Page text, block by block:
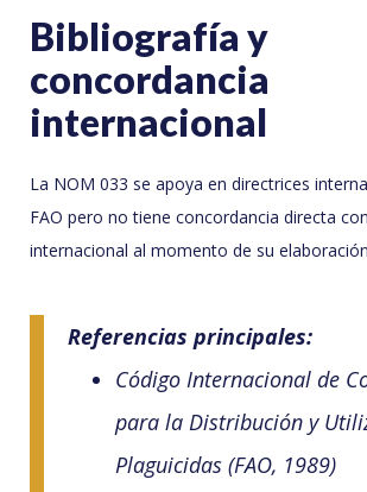
Bibliografía y
concordancia
internacional
La NOM 033 se apoya en directrices
FAO pero no tiene concordancia directa
internacional al momento de su
Referencias principales:
Código Internacional de
para la Distribución y
Plaguicidas (FAO, 1989)